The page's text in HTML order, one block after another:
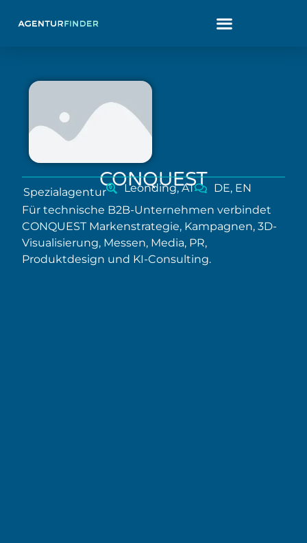
CONQUEST
Spezialagentur Leonding, AT
DE, EN
Für technische B2B-Unternehmen verbindet
CONQUEST Markenstrategie, Kampagnen, 3D-
Visualisierung, Messen, Media, PR,
Produktdesign und KI-Consulting.